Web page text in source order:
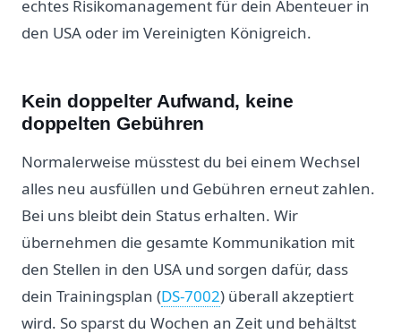
echtes Risikomanagement für dein Abenteuer in
den USA oder im Vereinigten Königreich.
Kein doppelter Aufwand, keine
doppelten Gebühren
Normalerweise müsstest du bei einem Wechsel
alles neu ausfüllen und Gebühren erneut zahlen.
Bei uns bleibt dein Status erhalten. Wir
übernehmen die gesamte Kommunikation mit
den Stellen in den USA und sorgen dafür, dass
dein Trainingsplan (DS-7002) überall akzeptiert
wird. So sparst du Wochen an Zeit und behältst